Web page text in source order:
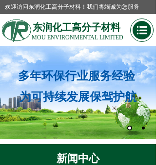
欢迎访问东润化工高分子材料！我们将竭诚为您服务
东润化工高分子材料
MOU ENVIRONMENTAL LIMITED
多年环保行业服务经验
为可持续发展保驾护航
新闻中心